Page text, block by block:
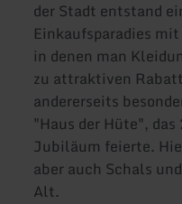
der Stadt entstand
Einkaufsparadies
in denen man
zu attraktiven
andererseits
"Haus der Hüte",
Jubiläum feierte.
aber auch Schals
Alt.